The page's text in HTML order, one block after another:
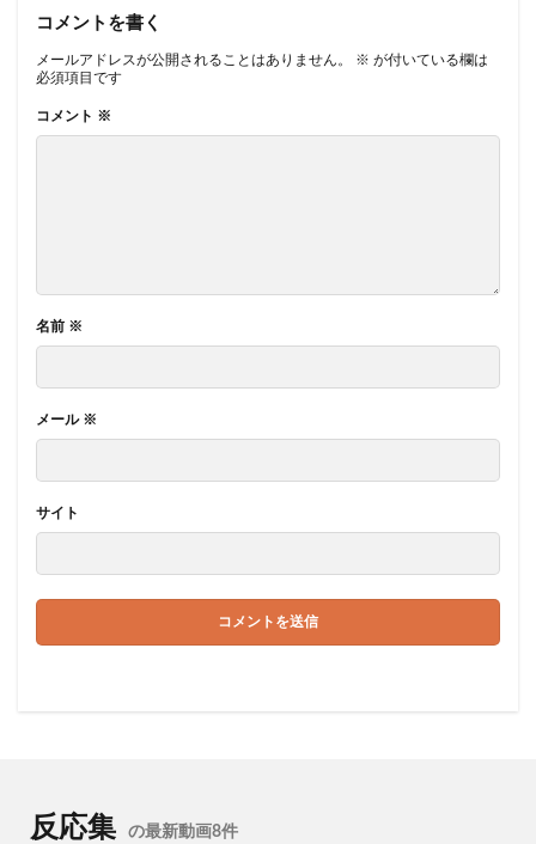
コメントを書く
メールアドレスが公開されることはありません。 ※ が付いている欄は
必須項目です
コメント ※
名前 ※
メール ※
サイト
反応集 の最新動画8件